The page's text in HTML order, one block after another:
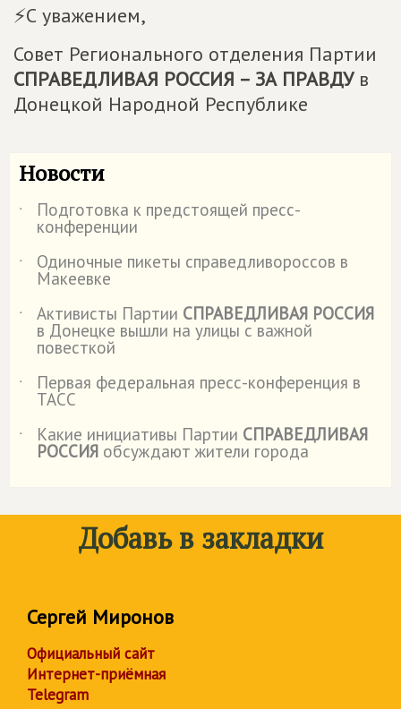
⚡️С уважением,
Совет Регионального отделения Партии
СПРАВЕДЛИВАЯ РОССИЯ – ЗА ПРАВДУв
Донецкой Народной Республике
Новости
˙ Подготовка к предстоящей пресс-
конференции
˙
Одиночные пикеты справедливороссов в
Макеевке
˙
Активисты Партии СПРАВЕДЛИВАЯ РОССИЯ
в Донецке вышли на улицы с важной
повесткой
˙
Первая федеральная пресс-конференция в
ТАСС
˙
Какие инициативы Партии СПРАВЕДЛИВАЯ
РОССИЯ обсуждают жители города
Добавь в закладки
Сергей Миронов
Официальный сайт
Интернет-приёмная
Telegram